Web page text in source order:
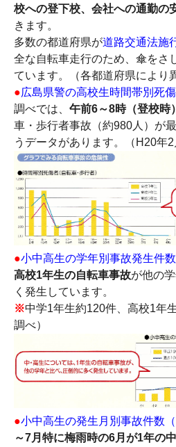
校への登下校、会社への通勤の
きます。
多数の都道府県が道路交通法施
全な自転車走行のため、傘をさ
ています。（各都道府県により
●広島県警の高校生時間帯別死
調べでは、 午前6～8時（登校時）
車・歩行者事故（約980人）が
うデータがあります。（H20年2
●小中高生の学年別事故発生件数
高校1年生の自転車事故が他の
く発生しています。
※中学1年生約120件、高校1年
調べ）
●小中高生の発生月別事故件数（
～7月特に梅雨時の6月が1年の